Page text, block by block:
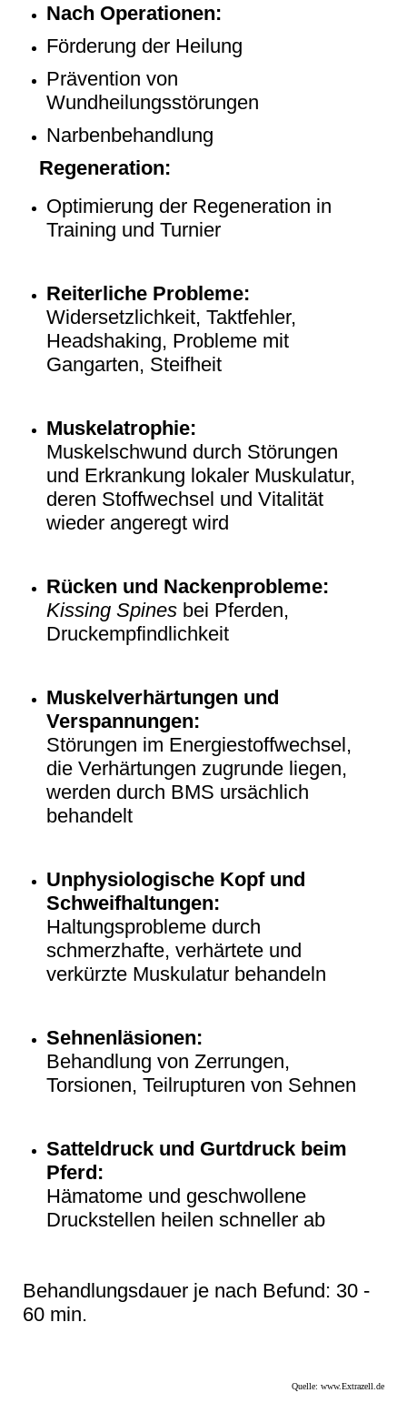
Nach Operationen:
Förderung der Heilung
Prävention von
Wundheilungsstörungen
Narbenbehandlung
Regeneration:
Optimierung der Regeneration in
Training und Turnier
Reiterliche Probleme:
Widersetzlichkeit, Taktfehler,
Headshaking, Probleme mit
Gangarten, Steifheit
Muskelatrophie:
Muskelschwund durch Störungen
und Erkrankung lokaler Muskulatur,
deren Stoffwechsel und Vitalität
wieder angeregt wird
Rücken und Nackenprobleme:
Kissing Spines bei Pferden,
Druckempfindlichkeit
Muskelverhärtungen und
Verspannungen:
Störungen im Energiestoffwechsel,
die Verhärtungen zugrunde liegen,
werden durch BMS ursächlich
behandelt
Unphysiologische Kopf und
Schweifhaltungen:
Haltungsprobleme durch
schmerzhafte, verhärtete und
verkürzte Muskulatur behandeln
Sehnenläsionen:
Behandlung von Zerrungen,
Torsionen, Teilrupturen von Sehnen
Satteldruck und Gurtdruck beim
Pferd:
Hämatome und geschwollene
Druckstellen heilen schneller ab
Behandlungsdauer je nach Befund: 30 -
60 min.
Quelle: www.Extrazell.de